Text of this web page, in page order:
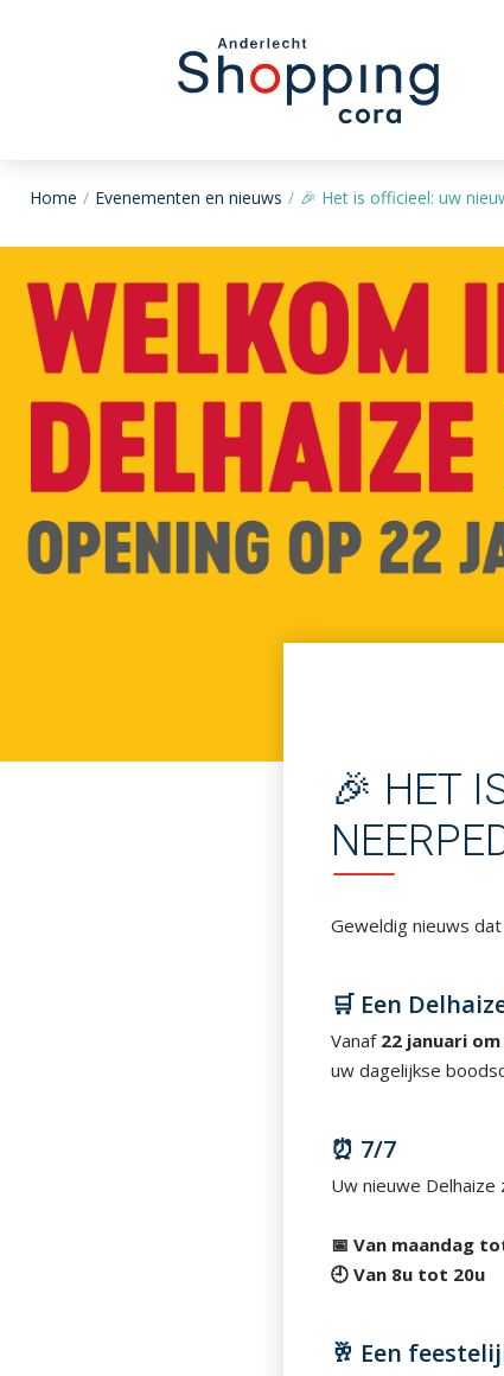
Home Evenementen en nieuws 🎉 Het is officieel: uw
🎉 HET
Geweldig nieuws
🛒 Een
Vanaf 22 januari om
uw dagelijkse
⏰ 7/7
Uw nieuwe Delhaize
📅 Van maandag
🕘 Van 8u tot 20u
🥂 Een